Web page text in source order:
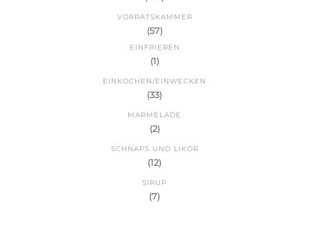
VORRATSKAMMER
(57)
EINFRIEREN
(1)
EINKOCHEN/EINWECKEN
(33)
MARMELADE
(2)
SCHNAPS UND LIKÖR
(12)
SIRUP
(7)